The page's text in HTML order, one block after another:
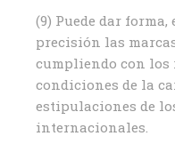
(9) Puede dar
precisión las
cumpliendo con los
condiciones de la
estipulaciones de
internacionales.